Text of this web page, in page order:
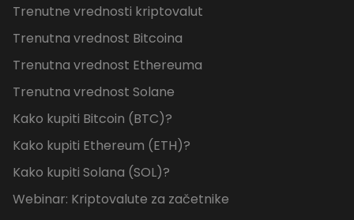
Trenutne vrednosti kriptovalut
Trenutna vrednost Bitcoina
Trenutna vrednost Ethereuma
Trenutna vrednost Solane
Kako kupiti Bitcoin (BTC)?
Kako kupiti Ethereum (ETH)?
Kako kupiti Solana (SOL)?
Webinar: Kriptovalute za začetnike